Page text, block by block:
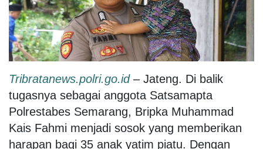
Tribratanews.polri.go.id– Jateng. Di balik
tugasnya sebagai anggota Satsamapta
Polrestabes Semarang, Bripka Muhammad
Kais Fahmi menjadi sosok yang memberikan
harapan bagi 35 anak yatim piatu. Dengan